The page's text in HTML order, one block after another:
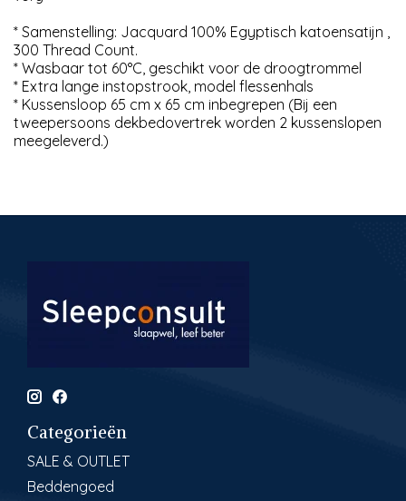
* Samenstelling: Jacquard 100% Egyptisch katoensatijn ,
300 Thread Count.
* Wasbaar tot 60°C, geschikt voor de droogtrommel
* Extra lange instopstrook, model flessenhals
* Kussensloop 65 cm x 65 cm inbegrepen (Bij een
tweepersoons dekbedovertrek worden 2 kussenslopen
meegeleverd.)
Categorieën
SALE & OUTLET
Beddengoed